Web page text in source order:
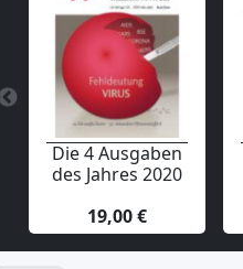
Die 4 Ausgaben
des Jahres 2020
19,00 €